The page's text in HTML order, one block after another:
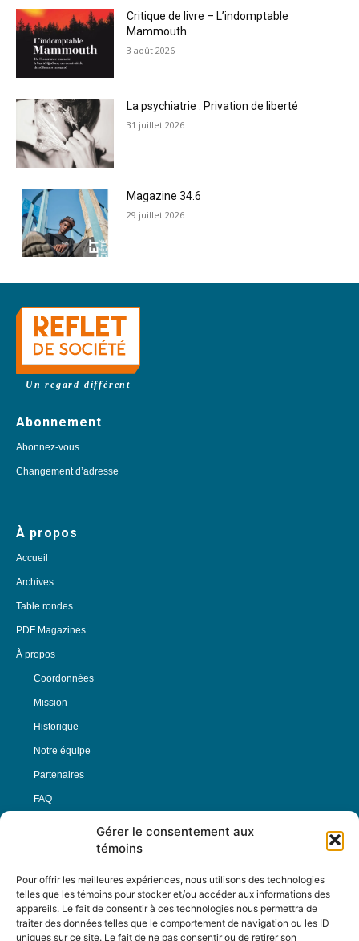
Gérer le consentement aux
témoins
Pour offrir les meilleures expériences, nous utilisons des technologies
telles que les témoins pour stocker et/ou accéder aux informations des
appareils. Le fait de consentir à ces technologies nous permettra de
traiter des données telles que le comportement de navigation ou les ID
uniques sur ce site. Le fait de ne pas consentir ou de retirer son
Critique de livre – L’indomptable
Mammouth
3 août 2026
La psychiatrie : Privation de liberté
31 juillet 2026
Magazine 34.6
29 juillet 2026
Un regard différent
Abonnement
Abonnez-vous
Changement d’adresse
À propos
Accueil
Archives
Table rondes
PDF Magazines
À propos
Coordonnées
Mission
Historique
Notre équipe
Partenaires
FAQ
Nous Suivre